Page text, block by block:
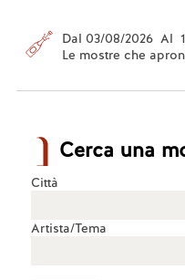
Dal 03/08/2026 Al
Le mostre che
Cerca una
Città
Artista/Tema